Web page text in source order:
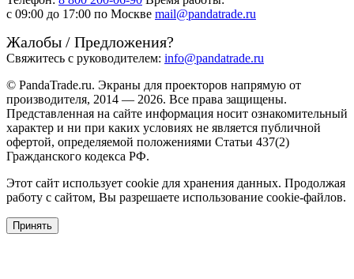
c 09:00 до 17:00 по Москве mail@pandatrade.ru
Жалобы / Предложения?
Свяжитесь с руководителем: info@pandatrade.ru
© PandaTrade.ru. Экраны для проекторов напрямую от
производителя, 2014 — 2026. Все права защищены.
Представленная на сайте информация носит ознакомительный
характер и ни при каких условиях не является публичной
офертой, определяемой положениями Статьи 437(2)
Гражданского кодекса РФ.
Этот сайт использует cookie для хранения данных. Продолжая
работу с сайтом, Вы разрешаете использование cookie-файлов.
Принять